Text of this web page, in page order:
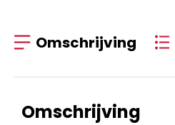
Omschrijving
Omschrijving